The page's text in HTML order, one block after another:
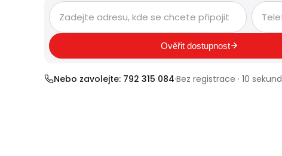
Ověřit dostupnost
Nebo zavolejte: 792 315 084·Bez registrace · 10 sekund